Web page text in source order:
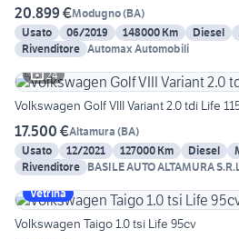
20.899 €Modugno(BA)
Usato
06/2019 148000 Km Diesel
Rivenditore Automax Automobili
24
Volkswagen Golf VIII Variant 2.0 tdi Life
17.500 €Altamura (BA)
Usato
12/2021 127000 Km Diesel
Rivenditore BASILE AUTO ALTAMURA
Vetrina
Volkswagen Taigo 1.0 tsi Life 95cv